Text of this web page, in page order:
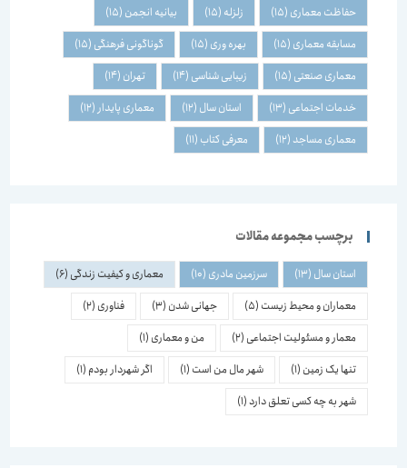
حفاظت معماری(15) زلزله(15) بیانیه انجمن(15)
مسابقه معماری(15) بهره وری(15) گوناگونی فرهنگی(15)
معماری صنعتی(15) زیبایی شناسی(14) تهران(14)
خدمات اجتماعی(13) استان سال(12) معماری پایدار(12)
معماری مساجد(12) معرفی کتاب(11)
برچسب مجموعه مقالات
استان سال(13) سرزمین مادری(10) معماری و کیفیت زندگی(6)
معماران و محیط زیست(5) جهانی شدن(3) فناوری(2)
معمار و مسئولیت اجتماعی(2) من و معماری(1)
تنها یک زمین(1) شهر مال من است(1) اگر شهردار بودم(1)
شهر به چه کسی تعلق دارد(1)